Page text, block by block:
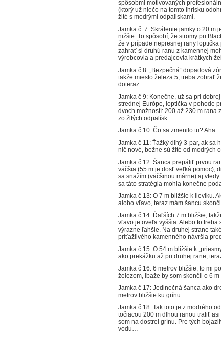
spôsobmi motivovaných
(ktorý už niečo na tomto ihrisku
žlté s modrými odpaliskami.
Jamka č. 7: Skrátenie jamky o 20 m
nižšie. To spôsobí, že stromy pri
že v prípade nepresnej rany
zahrať si druhú ranu z kamennej
výrobcovia a predajcovia krátkych
Jamka č 8: „Bezpečná“ dopadová
takže miesto železa 5, treba zobrať
doteraz.
Jamka č 9: Konečne, už sa pri
strednej Európe, loptička v pohode
dvoch možností: 200 až 230 m rana
zo žltých odpalísk…
Jamka č.10: Čo sa zmenilo tu?
Jamka č 11: Ťažký dlhý 3-par, ak sa
nič nové, bežne sú žlté od modrých
Jamka č 12: Šanca prepáliť prvou
väčšia (55 m je dosť veľká pomoc),
sa snažím (väčšinou márne) aj
sa táto stratégia mohla konečne
Jamka č 13: O 7 m bližšie k lieviku.
alobo vľavo, teraz mám šancu
Jamka č 14: Ďaľších 7 m bližšie,
vľavo je oveľa vyššia. Alebo to
výrazne ľahšie. Na druhej strane
príťažlivého kamenného návršia
Jamka č 15: O 54 m bližšie k
ako prekážku až pri druhej rane,
Jamka č 16: 6 metrov bližšie, to mi
železom, ibaže by som skončil o 6
Jamka č 17: Jedinečná šanca ako
metrov bližšie ku grínu…
Jamka č 18: Tak toto je z modrého
točiacou 200 m dlhou ranou trafiť
som na dostrel grínu. Pre tých
vodu…